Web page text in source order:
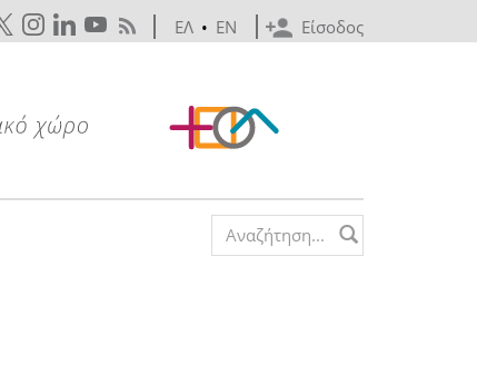
Είσοδος
ΕΛ • EN
Search form